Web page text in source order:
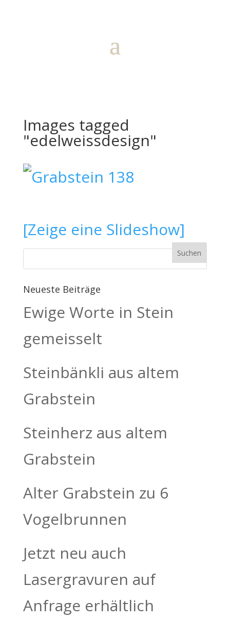
Images tagged
"edelweissdesign"
[Zeige eine Slideshow]
Neueste Beiträge
Ewige Worte in Stein
gemeisselt
Steinbänkli aus altem
Grabstein
Steinherz aus altem
Grabstein
Alter Grabstein zu 6
Vogelbrunnen
Jetzt neu auch
Lasergravuren auf
Anfrage erhältlich